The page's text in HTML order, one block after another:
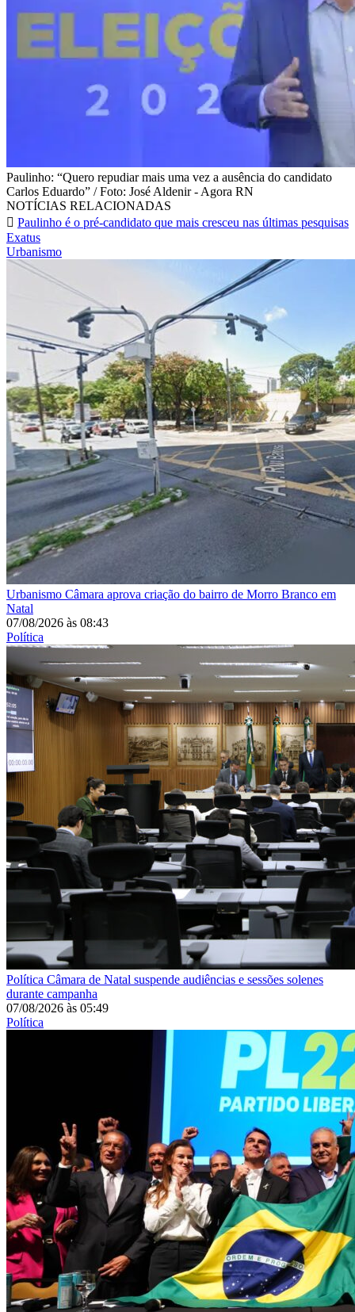
Paulinho: “Quero repudiar mais uma vez a ausência do candidato
Carlos Eduardo” / Foto: José Aldenir - Agora RN
NOTÍCIAS RELACIONADAS
Paulinho é o pré-candidato que mais cresceu nas últimas pesquisas
Exatus
Urbanismo
Urbanismo Câmara aprova criação do bairro de Morro Branco em
Natal
07/08/2026 às 08:43
Política
Política Câmara de Natal suspende audiências e sessões solenes
durante campanha
07/08/2026 às 05:49
Política